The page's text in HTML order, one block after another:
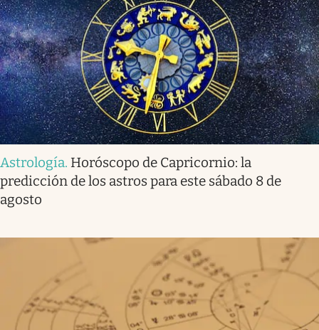
Astrología. Horóscopo de Capricornio: la
predicción de los astros para este sábado 8 de
agosto